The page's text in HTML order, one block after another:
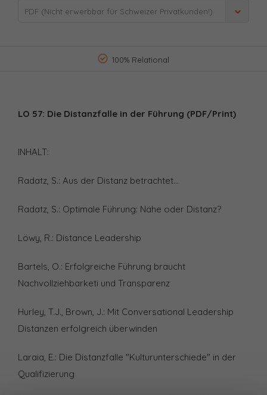
PDF (Nicht erwerbbar für Schweizer Privatkunden!)
100% Relational
LO 57: Die Distanzfalle in der Führung (PDF/Print)
INHALT:
Radatz, S.: Aus der Distanz betrachtet...
Radatz, S.: Optimale Führung: Nähe oder Distanz?
Löwy, R.: Distance Leadership
Bartels, O.: Erfolgreiche Führung braucht
Nachvollziehbarketi und Transparenz
Hurley, T.J., Brown, J.: Mit Conversational Leadership
Distanzen erfolgreich überwinden
Laraia, E.: Die Distanzfalle "Kulturunterschiede" in der
Qualifizierung